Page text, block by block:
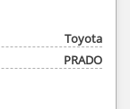
Toyota
PRADO